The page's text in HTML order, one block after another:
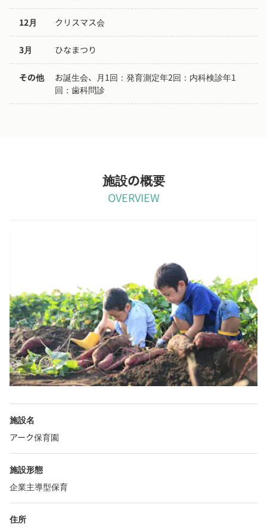
12月 クリスマス会
3月 ひなまつり
その他
お誕生会、月1回：発育測定年2回：内科検診年1
回：歯科問診
施設の概要
OVERVIEW
施設名
アーク保育園
施設形態
企業主導型保育
住所